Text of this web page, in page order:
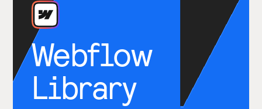
Webflow
Library